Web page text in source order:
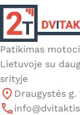
Patikimas
Lietuvoje su
srityje
Draugystės g.